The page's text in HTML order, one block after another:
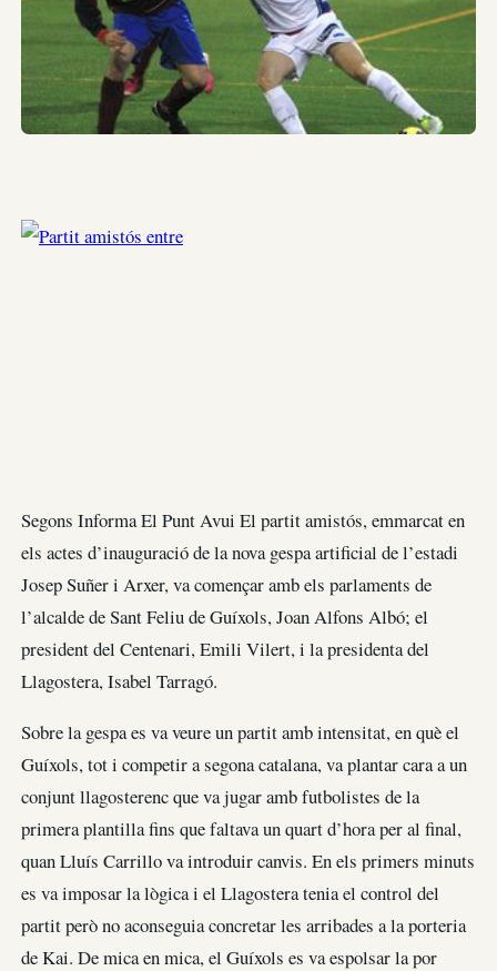
Segons Informa El Punt Avui El partit amistós, emmarcat en
els actes d’inauguració de la nova gespa artificial de l’estadi
Josep Suñer i Arxer, va començar amb els parlaments de
l’alcalde de Sant Feliu de Guíxols, Joan Alfons Albó; el
president del Centenari, Emili Vilert, i la presidenta del
Llagostera, Isabel Tarragó.
Sobre la gespa es va veure un partit amb intensitat, en què el
Guíxols, tot i competir a segona catalana, va plantar cara a un
conjunt llagosterenc que va jugar amb futbolistes de la
primera plantilla fins que faltava un quart d’hora per al final,
quan Lluís Carrillo va introduir canvis. En els primers minuts
es va imposar la lògica i el Llagostera tenia el control del
partit però no aconseguia concretar les arribades a la porteria
de Kai. De mica en mica, el Guíxols es va espolsar la por